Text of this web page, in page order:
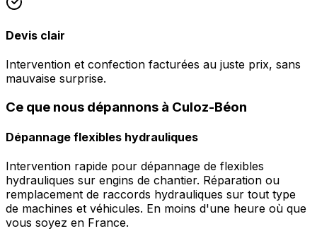
Devis clair
Intervention et confection facturées au juste prix, sans
mauvaise surprise.
Ce que nous dépannons à Culoz-Béon
Dépannage flexibles hydrauliques
Intervention rapide pour dépannage de flexibles
hydrauliques sur engins de chantier. Réparation ou
remplacement de raccords hydrauliques sur tout type
de machines et véhicules. En moins d'une heure où que
vous soyez en France.